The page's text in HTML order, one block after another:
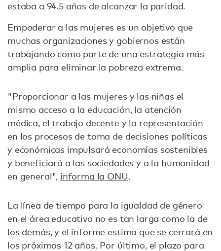
estaba a 94.5 años de alcanzar la paridad.
Empoderar a las mujeres es un objetivo que
muchas organizaciones y gobiernos están
trabajando como parte de una estrategia más
amplia para eliminar la pobreza extrema.
"Proporcionar a las mujeres y las niñas el
mismo acceso a la educación, la atención
médica, el trabajo decente y la representación
en los procesos de toma de decisiones políticas
y económicas impulsará economías sostenibles
y beneficiará a las sociedades y a la humanidad
en general", informa la ONU.
La línea de tiempo para la igualdad de género
en el área educativo no es tan larga como la de
los demás, y el informe estima que se cerrará en
los próximos 12 años. Por último, el plazo para